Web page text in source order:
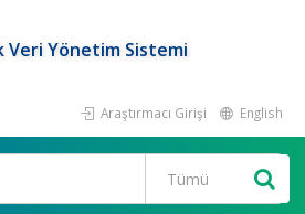
Veri Yönetim Sistemi
Araştırmacı Girişi English